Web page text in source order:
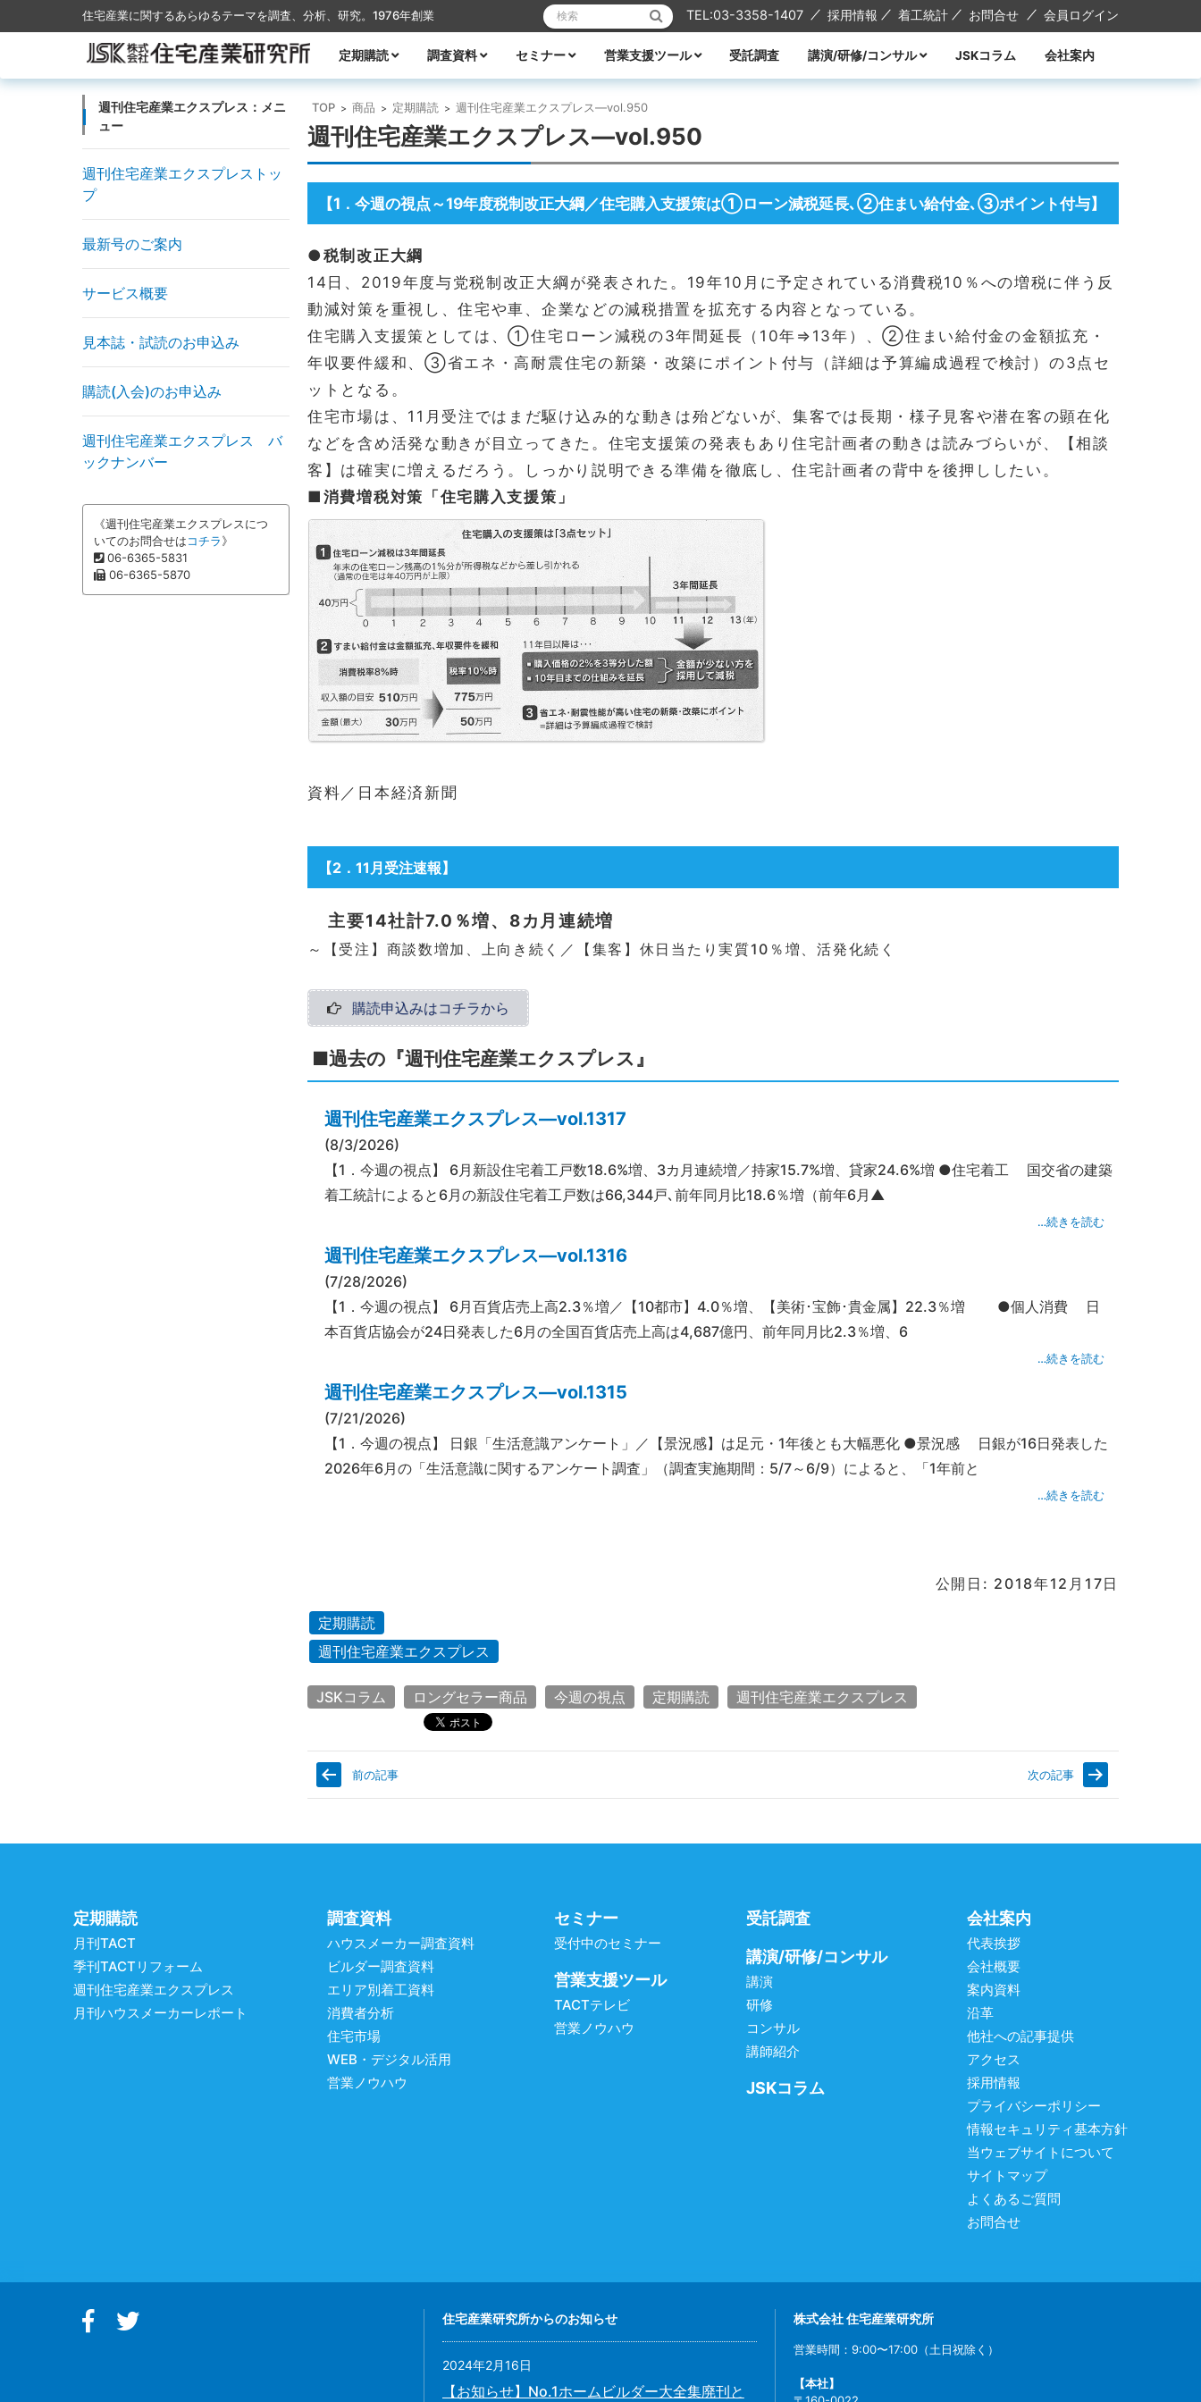
住宅産業に関するあらゆるテーマを調査、分析、研究。1976年創業 検索: TEL:03-3358-1407 採用情報 着工統計 お問合せ 会員ログイン
コンテンツに移動
定期購読
調査資料 セミナー 営業支援ツール 受託調査 講演/研修/コンサル JSKコラム 会社案内
TOP > 商品 > 定期購読 > 週刊住宅産業エクスプレス―vol.950
週刊住宅産業エクスプレス―vol.950
【1 ． 今週の視点～19年度税制改正大綱／住宅購入支援策は①ローン減税延長､②住まい給付金､③ポイント付与】
●税制改正大綱
14日、2019年度与党税制改正大綱が発表された。19年10月に予定されている消費税10％への増税に伴う反
動減対策を重視し、住宅や車、企業などの減税措置を拡充する内容となっている。
住宅購入支援策としては、①住宅ローン減税の3年間延長（10年⇒13年）、②住まい給付金の金額拡充・
年収要件緩和、③省エネ・高耐震住宅の新築・改築にポイント付与（詳細は予算編成過程で検討）の3点セ
ットとなる。
住宅市場は、11月受注ではまだ駆け込み的な動きは殆どないが、集客では長期・様子見客や潜在客の顕在化
などを含め活発な動きが目立ってきた。住宅支援策の発表もあり住宅計画者の動きは読みづらいが、【相談
客】は確実に増えるだろう。しっかり説明できる準備を徹底し、住宅計画者の背中を後押ししたい。
■消費増税対策「住宅購入支援策」
資料／日本経済新聞
【2 ．11月受注速報】
主要14社計7.0％増、8カ月連続増
～【受注】商談数増加、上向き続く／【集客】休日当たり実質10％増、活発化続く
購読申込みはコチラから
■過去の『週刊住宅産業エクスプレス』
週刊住宅産業エクスプレス―vol.1317
(8/3/2026)
【1．今週の視点】 6月新設住宅着工戸数18.6%増、3カ月連続増／持家15.7%増、貸家24.6%増 ●住宅着工 国交省の建築
着工統計によると6月の新設住宅着工戸数は66,344戸､前年同月比18.6％増（前年6月▲
…続きを読む
週刊住宅産業エクスプレス―vol.1316
(7/28/2026)
【1．今週の視点】 6月百貨店売上高2.3％増／【10都市】4.0％増、【美術･宝飾･貴金属】22.3％増 ●個人消費 日
本百貨店協会が24日発表した6月の全国百貨店売上高は4,687億円、前年同月比2.3％増、6
…続きを読む
週刊住宅産業エクスプレス―vol.1315
(7/21/2026)
【1．今週の視点】 日銀「生活意識アンケート」／【景況感】は足元・1年後とも大幅悪化 ●景況感 日銀が16日発表した
2026年6月の「生活意識に関するアンケート調査」（調査実施期間：5/7～6/9）によると、「1年前と
…続きを読む
公開日: 2018年12月17日
定期購読
週刊住宅産業エクスプレス
JSKコラム ロングセラー商品 今週の視点 定期購読 週刊住宅産業エクスプレス
前の記事 次の記事
週刊住宅産業エクスプレス：メニ
ュー
週刊住宅産業エクスプレストッ
プ
最新号のご案内
サービス概要
見本誌・試読のお申込み
購読(入会)のお申込み
週刊住宅産業エクスプレス バ
ックナンバー
《週刊住宅産業エクスプレスにつ
いてのお問合せはコチラ》
06-6365-5831
06-6365-5870
定期購読
月刊TACT
季刊TACTリフォーム
週刊住宅産業エクスプレス
月刊ハウスメーカーレポート
調査資料
ハウスメーカー調査資料
ビルダー調査資料
エリア別着工資料
消費者分析
住宅市場
WEB・デジタル活用
営業ノウハウ
セミナー
受付中のセミナー
営業支援ツール
TACTテレビ
営業ノウハウ
受託調査
講演/研修/コンサル
講演
研修
コンサル
講師紹介
JSKコラム
会社案内
代表挨拶
会社概要
案内資料
沿革
他社への記事提供
アクセス
採用情報
プライバシーポリシー
情報セキュリティ基本方針
当ウェブサイトについて
サイトマップ
よくあるご質問
お問合せ
住宅産業研究所からのお知らせ
2024年2月16日
【お知らせ】No.1ホームビルダー大全集廃刊と
株式会社 住宅産業研究所
営業時間：9:00〜17:00（土日祝除く）
【本社】